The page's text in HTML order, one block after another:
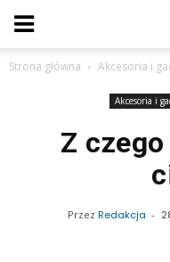
Strona główna Akcesoria i
Akcesoria i
Z
Przez Redakcja -